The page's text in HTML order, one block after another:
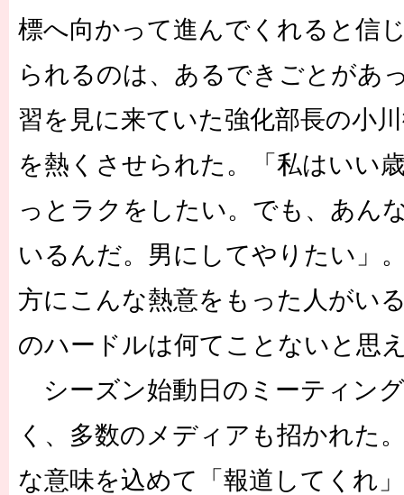
標へ向かって進んでくれると信
られるのは、あるできごとがあ
習を見に来ていた強化部長の小
を熱くさせられた。「私はいい
っとラクをしたい。でも、あん
いるんだ。男にしてやりたい」
方にこんな熱意をもった人がい
のハードルは何てことないと思
シーズン始動日のミーティン
く、多数のメディアも招かれた
な意味を込めて「報道してくれ